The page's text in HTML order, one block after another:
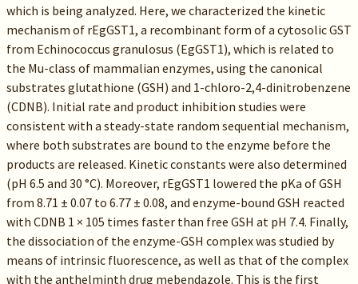
which is being analyzed. Here, we characterized the kinetic
mechanism of rEgGST1, a recombinant form of a cytosolic GST
from Echinococcus granulosus (EgGST1), which is related to
the Mu-class of mammalian enzymes, using the canonical
substrates glutathione (GSH) and 1-chloro-2,4-dinitrobenzene
(CDNB). Initial rate and product inhibition studies were
consistent with a steady-state random sequential mechanism,
where both substrates are bound to the enzyme before the
products are released. Kinetic constants were also determined
(pH 6.5 and 30 °C). Moreover, rEgGST1 lowered the pKa of GSH
from 8.71 ± 0.07 to 6.77 ± 0.08, and enzyme-bound GSH reacted
with CDNB 1 × 105 times faster than free GSH at pH 7.4. Finally,
the dissociation of the enzyme-GSH complex was studied by
means of intrinsic fluorescence, as well as that of the complex
with the anthelminth drug mebendazole. This is the first